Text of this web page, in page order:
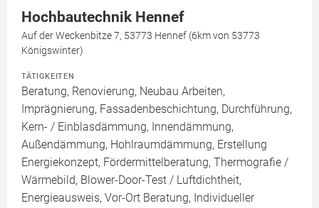
Hochbautechnik Hennef
Auf der Weckenbitze 7, 53773 Hennef (6km von 53773
Königswinter)
TÄTIGKEITEN
Beratung, Renovierung, Neubau Arbeiten,
Imprägnierung, Fassadenbeschichtung, Durchführung,
Kern- / Einblasdämmung, Innendämmung,
Außendämmung, Hohlraumdämmung, Erstellung
Energiekonzept, Fördermittelberatung, Thermografie /
Wärmebild, Blower-Door-Test / Luftdichtheit,
Energieausweis, Vor-Ort Beratung, Individueller